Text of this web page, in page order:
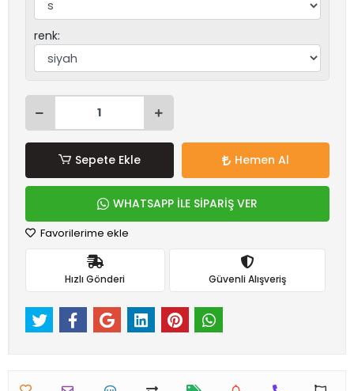
renk:
Sepete Ekle Hemen Al
WHATSAPP İLE SİPARİŞ VER
Favorilerime ekle
Hızlı Gönderi Güvenli Alışveriş